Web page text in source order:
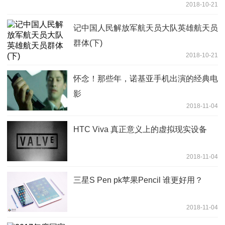
2018-10-21
记中国人民解放军航天员大队英雄航天员
群体(下)
2018-10-21
怀念！那些年，诺基亚手机出演的经典电
影
2018-11-04
HTC Viva 真正意义上的虚拟现实设备
2018-11-04
三星S Pen pk苹果Pencil 谁更好用？
2018-11-04